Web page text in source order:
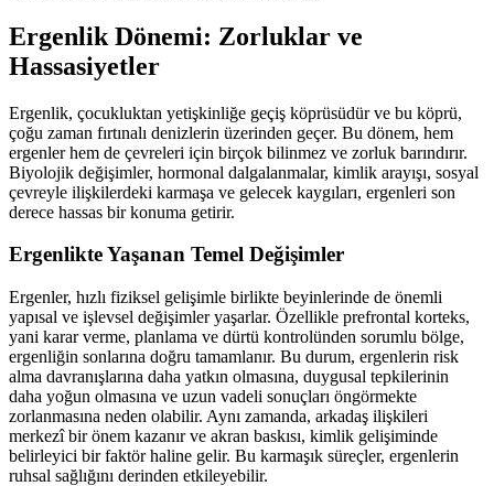
Ergenlik Dönemi: Zorluklar ve
Hassasiyetler
Ergenlik, çocukluktan yetişkinliğe geçiş köprüsüdür ve bu köprü,
çoğu zaman fırtınalı denizlerin üzerinden geçer. Bu dönem, hem
ergenler hem de çevreleri için birçok bilinmez ve zorluk barındırır.
Biyolojik değişimler, hormonal dalgalanmalar, kimlik arayışı, sosyal
çevreyle ilişkilerdeki karmaşa ve gelecek kaygıları, ergenleri son
derece hassas bir konuma getirir.
Ergenlikte Yaşanan Temel Değişimler
Ergenler, hızlı fiziksel gelişimle birlikte beyinlerinde de önemli
yapısal ve işlevsel değişimler yaşarlar. Özellikle prefrontal korteks,
yani karar verme, planlama ve dürtü kontrolünden sorumlu bölge,
ergenliğin sonlarına doğru tamamlanır. Bu durum, ergenlerin risk
alma davranışlarına daha yatkın olmasına, duygusal tepkilerinin
daha yoğun olmasına ve uzun vadeli sonuçları öngörmekte
zorlanmasına neden olabilir. Aynı zamanda, arkadaş ilişkileri
merkezî bir önem kazanır ve akran baskısı, kimlik gelişiminde
belirleyici bir faktör haline gelir. Bu karmaşık süreçler, ergenlerin
ruhsal sağlığını derinden etkileyebilir.